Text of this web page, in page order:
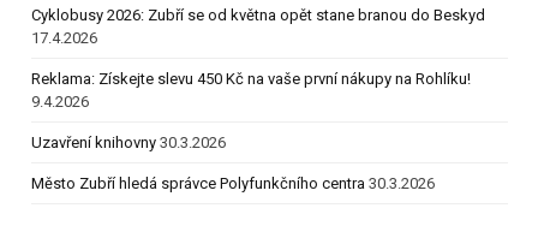
Cyklobusy 2026: Zubří se od května opět stane branou do Beskyd
17.4.2026
Reklama: Získejte slevu 450 Kč na vaše první nákupy na Rohlíku!
9.4.2026
Uzavření knihovny 30.3.2026
Město Zubří hledá správce Polyfunkčního centra 30.3.2026